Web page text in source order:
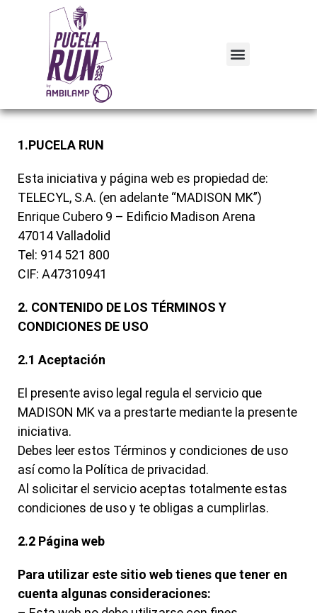
1.PUCELA RUN
Esta iniciativa y página web es propiedad de:
TELECYL, S.A. (en adelante “MADISON MK”)
Enrique Cubero 9 – Edificio Madison Arena
47014 Valladolid
Tel: 914 521 800
CIF: A47310941
2. CONTENIDO DE LOS TÉRMINOS Y
CONDICIONES DE USO
2.1 Aceptación
El presente aviso legal regula el servicio que
MADISON MK va a prestarte mediante la presente
iniciativa.
Debes leer estos Términos y condiciones de uso
así como la Política de privacidad.
Al solicitar el servicio aceptas totalmente estas
condiciones de uso y te obligas a cumplirlas.
2.2 Página web
Para utilizar este sitio web tienes que tener en
cuenta algunas consideraciones: